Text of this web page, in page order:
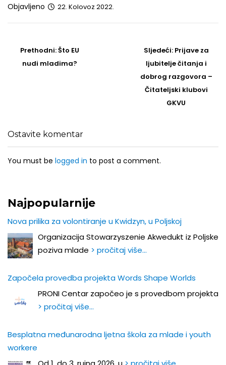
Objavljeno 22. Kolovoz 2022.
navigation
Prethodni:Prethodni
post
Što EU
nudi mladima?
Sljedeći: Sljedeći
Post
Prijave za
ljubitelje čitanja i
dobrog razgovora –
Čitateljski klubovi
GKVU
Ostavite komentar
You must be logged in to post a comment.
Najpopularnije
Nova prilika za volontiranje u Kwidzyn, u Poljskoj
Organizacija Stowarzyszenie Akwedukt iz Poljske
poziva mlade > pročitaj više…
Započela provedba projekta Words Shape Worlds
PRONI Centar započeo je s provedbom projekta
> pročitaj više…
Besplatna međunarodna ljetna škola za mlade i youth
workere